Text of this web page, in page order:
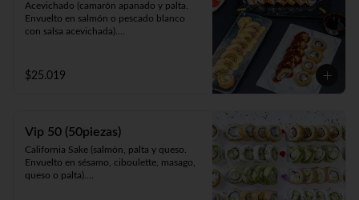
Acevichado (camarón apanado y palta.
Envuelto en salmón o pescado blanco
con salsa acevichada).
almendras y nueces).
Panko Ebi (camarón ecuatoriano, queso y
sésamo, ciboulette, masago, queso o
palta).
$25.019
Vip 50 (50piezas)
California Sake (salmón, palta y queso.
Envuelto en sésamo, ciboulette, masago,
queso o palta).